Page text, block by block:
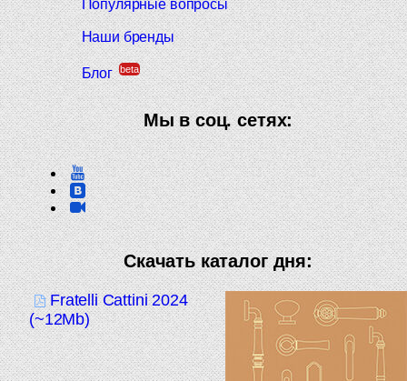
Популярные вопросы
Наши бренды
Блог beta
Мы в соц. сетях:
Скачать каталог дня:
Fratelli Cattini 2024
(~12Mb)